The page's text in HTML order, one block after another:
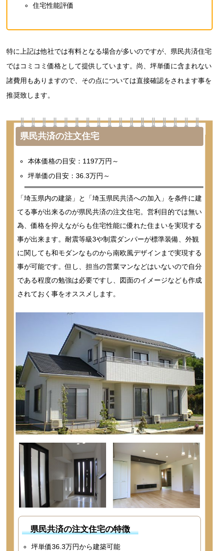
住宅性能評価
特に上記は他社では有料となる場合が多いのですが、県民共済住宅
ではコミコミ価格として提供しています。尚、坪単価に含まれない
諸費用もありますので、その点については直接確認をされます事を
推奨致します。
県民共済の注文住宅
本体価格の目安：1197万円～
坪単価の目安：36.3万円～
「埼玉県内の建築」と「埼玉県民共済への加入」を条件に建
てる事が出来るのが県民共済の注文住宅。営利目的では無い
為、価格を抑えながらも住宅性能に優れた住まいを実現する
事が出来ます。耐震等級3や制震ダンパーが標準装備、外観
に関しても和モダンなものから南欧風デザインまで実現する
事が可能です。但し、担当の営業マンなどはいないので自分
である程度の勉強は必要ですし、図面のイメージなども作成
されておく事をオススメします。
県民共済の注文住宅の特徴
坪単価36.3万円から建築可能